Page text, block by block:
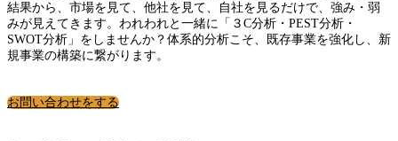
結果から、市場を見て、他社を見て、自社を見るだけで、強み・弱
みが見えてきます。われわれと一緒に「３C分析・PEST分析・
SWOT分析」をしませんか？体系的分析こそ、既存事業を強化し、新
規事業の構築に繋がります。
お問い合わせをする